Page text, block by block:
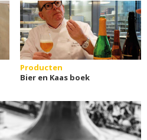
Producten
Bier en Kaas boek